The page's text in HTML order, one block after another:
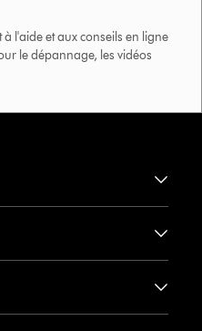
l'aide et aux conseils en ligne
le dépannage, les vidéos